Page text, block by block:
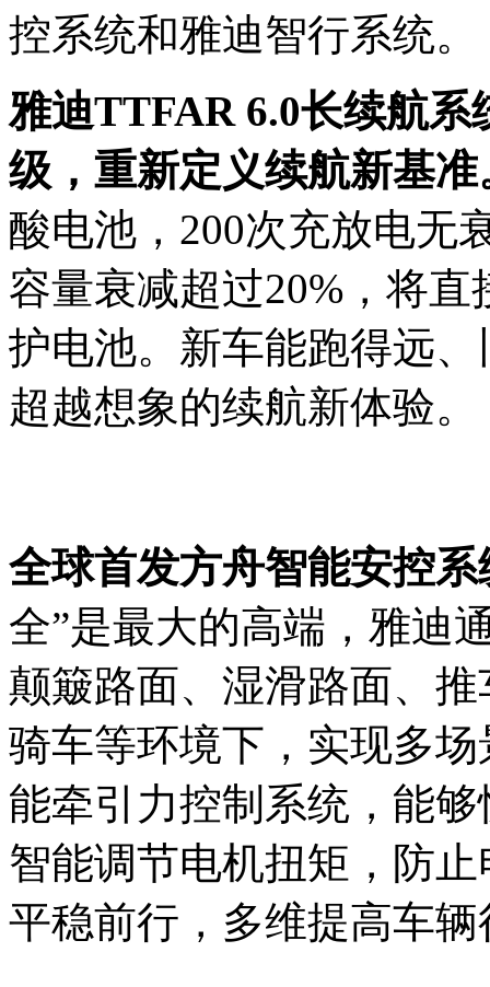
控系统和雅迪智行系统。
雅迪TTFAR 6.0长续航系
级， 重新定义续航新基准
酸电池，200次充放电无
容量衰减超过20%，将
护电池。新车能跑得远
超越想象的续航新体验。
全球首发方舟智能安控
全”是最大的高端，雅迪
颠簸路面、湿滑路面、
骑车等环境下，实现多
能牵引力控制系统，能
智能调节电机扭矩，防
平稳前行，多维提高车